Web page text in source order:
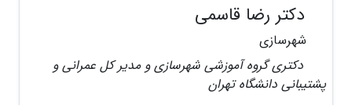
دکتر رضا قاسمی
شهرسازی
دکتری گروه آموزشی شهرسازی و مدیر کل عمرانی و
پشتیبانی دانشگاه تهران